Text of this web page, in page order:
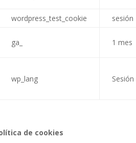
wordpress_test_cookie sesión
ga_ 1 mes
wp_lang Sesión
de cookies